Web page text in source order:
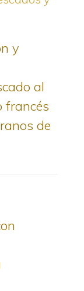
y
al
francés
de